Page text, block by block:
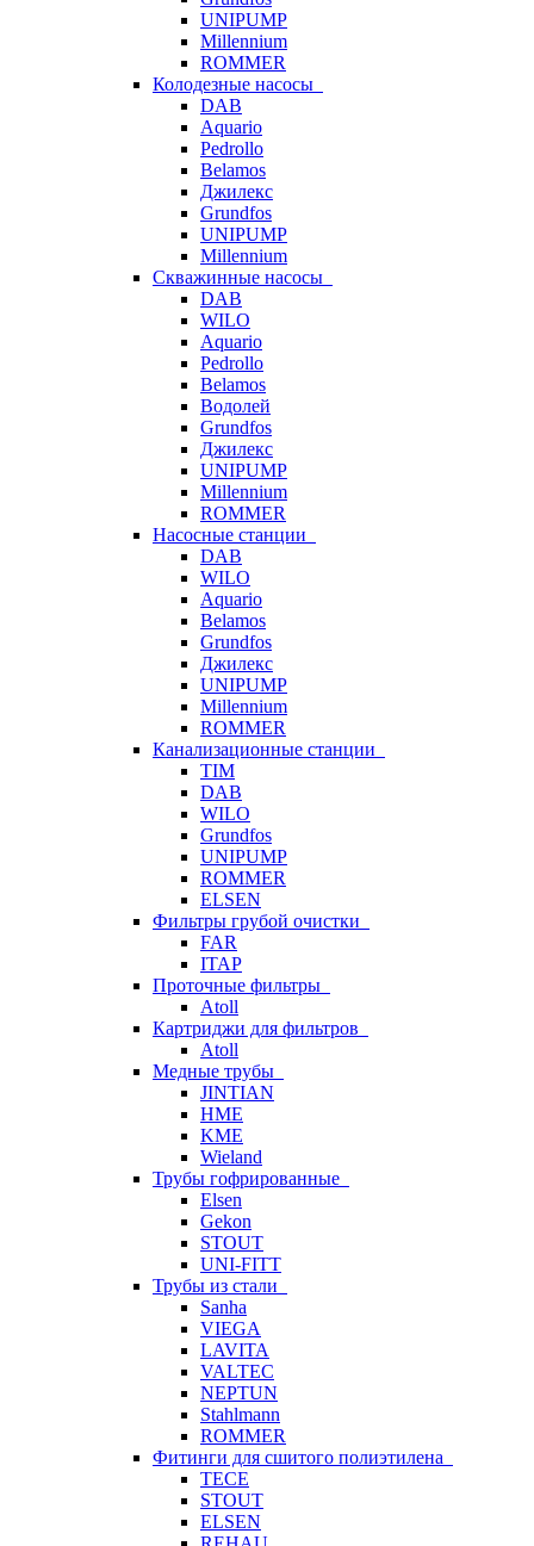
UNIPUMP
Millennium
ROMMER
Колодезные насосы
DAB
Aquario
Pedrollo
Belamos
Джилекс
Grundfos
UNIPUMP
Millennium
Скважинные насосы
DAB
WILO
Aquario
Pedrollo
Belamos
Водолей
Grundfos
Джилекс
UNIPUMP
Millennium
ROMMER
Насосные станции
DAB
WILO
Aquario
Belamos
Grundfos
Джилекс
UNIPUMP
Millennium
ROMMER
Канализационные станции
TIM
DAB
WILO
Grundfos
UNIPUMP
ROMMER
ELSEN
Фильтры грубой очистки
FAR
ITAP
Проточные фильтры
Atoll
Картриджи для фильтров
Atoll
Медные трубы
JINTIAN
HME
KME
Wieland
Трубы гофрированные
Elsen
Gekon
STOUT
UNI-FITT
Трубы из стали
Sanha
VIEGA
LAVITA
VALTEC
NEPTUN
Stahlmann
ROMMER
Фитинги для сшитого полиэтилена
TECE
STOUT
ELSEN